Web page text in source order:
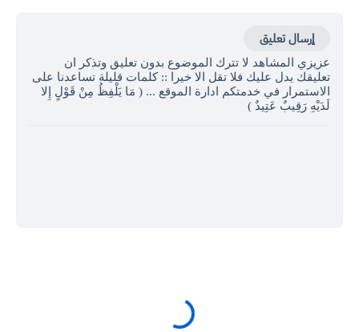
إرسال تعليق
عزيزي المشاهد لا تترك الموضوع بدون تعليق وتذكر ان
تعليقك يدل عليك فلا تقل الا خيرا :: كلمات قليلة تساعدنا على
الاستمرار في خدمتكم ادارة الموقع ... ( مَا يَلْفِظُ مِنْ قَوْلٍ إِلا
لَدَيْهِ رَقِيبٌ عَتِيدٌ )